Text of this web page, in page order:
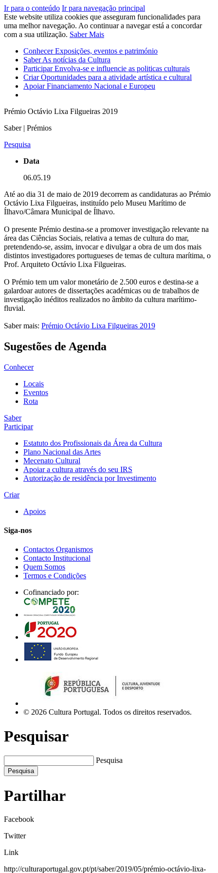
Ir para o conteúdo Ir para navegação principal
Este website utiliza cookies que asseguram funcionalidades para
uma melhor navegação. Ao continuar a navegar está a concordar
com a sua utilização. Saber Mais
ConhecerExposições, eventos e património
SaberAs notícias da Cultura
ParticiparEnvolva-se e influencie as politicas culturais
CriarOportunidades para a atividade artística e cultural
ApoiarFinanciamento Nacional e Europeu
Prémio Octávio Lixa Filgueiras 2019
Saber | Prémios
Pesquisa
Data
06.05.19
Até ao dia 31 de maio de 2019 decorrem as candidaturas ao Prémio
Octávio Lixa Filgueiras, instituído pelo Museu Marítimo de
Ílhavo/Câmara Municipal de Ílhavo.
O presente Prémio destina-se a promover investigação relevante na
área das Ciências Sociais, relativa a temas de cultura do mar,
pretendendo-se, assim, invocar e divulgar a obra de um dos mais
distintos investigadores portugueses de temas de cultura marítima, o
Prof. Arquiteto Octávio Lixa Filgueiras.
O Prémio tem um valor monetário de 2.500 euros e destina-se a
galardoar autores de dissertações académicas ou de trabalhos de
investigação inéditos realizados no âmbito da cultura marítimo-
fluvial.
Saber mais: Prémio Octávio Lixa Filgueiras 2019
Sugestões de Agenda
Conhecer
Locais
Eventos
Rota
Saber
Participar
Estatuto dos Profissionais da Área da Cultura
Plano Nacional das Artes
Mecenato Cultural
Apoiar a cultura através do seu IRS
Autorização de residência por Investimento
Criar
Apoios
Siga-nos
Contactos Organismos
Contacto Institucional
Quem Somos
Termos e Condições
Cofinanciado por:
© 2026 Cultura Portugal. Todos os direitos reservados.
Pesquisar
Pesquisa
Pesquisa
Partilhar
Facebook
Twitter
Link
http://culturaportugal.gov.pt/pt/saber/2019/05/prémio-octávio-lixa-